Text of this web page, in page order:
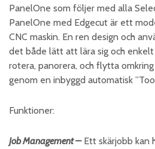
PanelOne som följer med alla
PanelOne med Edgecut är ett
CNC maskin. En ren design och
det både lätt att lära sig och
rotera, panorera, och flytta
genom en inbyggd automatisk
Funktioner:
Job Management –Ett skärjobb kan
Bli